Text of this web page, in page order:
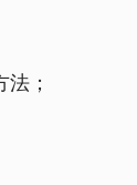
；